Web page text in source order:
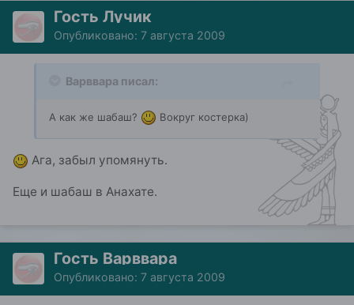
Гость Лучик
Опубликовано: 7 августа 2009
Варввара писал:
А как же шабаш? Вокруг костерка)
Ага, забыл упомянуть.
Еще и шабаш в Анахате.
Гость Варввара
Опубликовано: 7 августа 2009